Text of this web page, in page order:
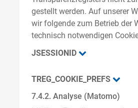
gestellt werden. Auf unserer
wir folgende zum Betrieb der
technisch notwendigen
JSESSIONID
TREG_COOKIE_PREFS
7.4.2. Analyse (Matomo)